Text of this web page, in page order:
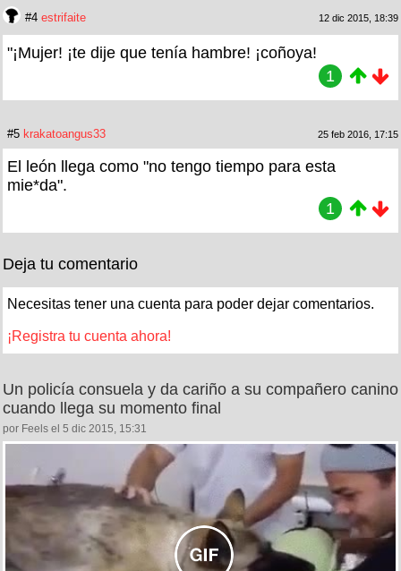
#4 estrifaite 12 dic 2015, 18:39
"¡Mujer! ¡te dije que tenía hambre! ¡coñoya!
1
#5 krakatoangus33 25 feb 2016, 17:15
El león llega como "no tengo tiempo para esta
mie*da".
1
Deja tu comentario
Necesitas tener una cuenta para poder dejar comentarios.
¡Registra tu cuenta ahora!
Un policía consuela y da cariño a su compañero canino
cuando llega su momento final
por Feels el 5 dic 2015, 15:31